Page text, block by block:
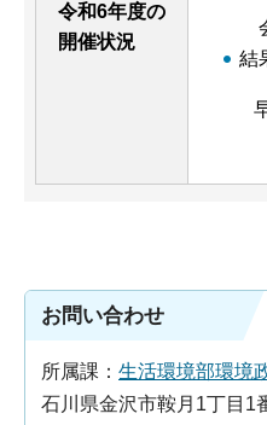
令和6年度の
開催状況
会
結
早川
お問い合わせ
所属課： 生活環境部環境
石川県金沢市鞍月1丁目1